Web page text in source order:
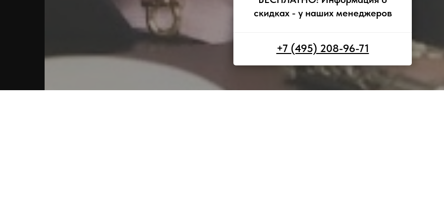
скидках - у наших менеджеров
+7 (495) 208-96-71